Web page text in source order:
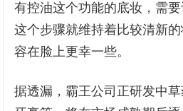
有控油这个功能的底妆，需
这个步骤就维持着比较清新
容在脸上更幸一些。
据透漏，霸王公司正研发中